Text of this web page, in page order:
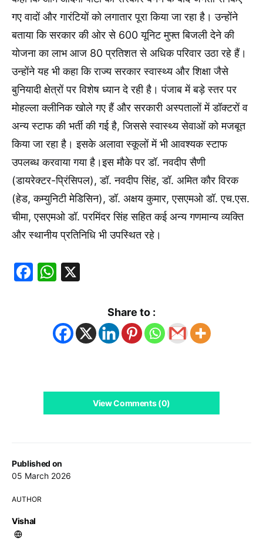
Published on
05 March 2026
AUTHOR
Vishal
गए वादों और गारंटियों को लगातार पूरा किया जा रहा है। उन्होंने
बताया कि सरकार की ओर से 600 यूनिट मुफ्त बिजली देने की
योजना का लाभ आज 80 प्रतिशत से अधिक परिवार उठा रहे हैं।
उन्होंने यह भी कहा कि राज्य सरकार स्वास्थ्य और शिक्षा जैसे
बुनियादी क्षेत्रों पर विशेष ध्यान दे रही है। पंजाब में बड़े स्तर पर
मोहल्ला क्लीनिक खोले गए हैं और सरकारी अस्पतालों में डॉक्टरों व
अन्य स्टाफ की भर्ती की गई है, जिससे स्वास्थ्य सेवाओं को मजबूत
किया जा रहा है। इसके अलावा स्कूलों में भी आवश्यक स्टाफ
उपलब्ध करवाया गया है।इस मौके पर डॉ. नवदीप सैणी
(डायरेक्टर-प्रिंसिपल), डॉ. नवदीप सिंह, डॉ. अमित कौर विरक
(हेड, कम्युनिटी मेडिसिन), डॉ. अक्षय कुमार, एसएमओ डॉ. एच.एस.
चीमा, एसएमओ डॉ. परमिंदर सिंह सहित कई अन्य गणमान्य व्यक्ति
और स्थानीय प्रतिनिधि भी उपस्थित रहे।
Facebook
WhatsApp
Share to :
View Comments (0)